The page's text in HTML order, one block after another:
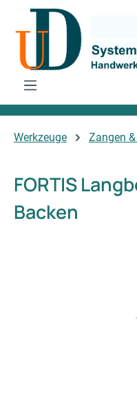
Zum Hauptinhalt springen
Werkzeuge Zangen
FORTIS
Backen